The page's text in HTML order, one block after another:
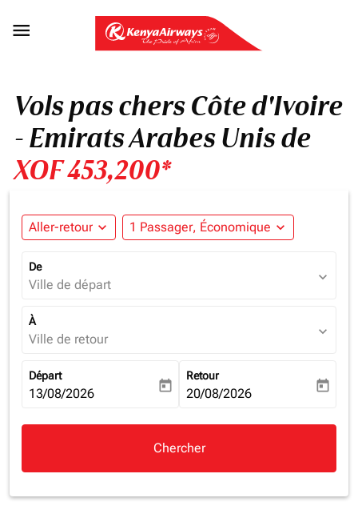

Vols pas chers Côte d'Ivoire
- Emirats Arabes Unis de
XOF 453,200*
Aller-retour expand_more 1 Passager, Économique expand_more
De
Ville de départ expand_more
À
Ville de retour expand_more
Départ
fc-booking-departure-date-aria-label
13/08/2026 today
Retour
fc-booking-return-date-aria-
20/08/2026 today
Chercher